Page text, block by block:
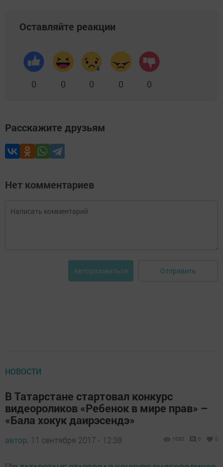
Оставляйте реакции
0 0 0 0 0
Расскажите друзьям
Нет комментариев
Авторизоваться Отправить
НОВОСТИ
В Татарстане стартовал конкурс
видеороликов «Ребенок в мире прав» –
«Бала хокук даирэсендэ»
автор, 11 сентября 2017 - 12:38 1030 0 0